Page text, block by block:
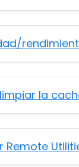
la
Remote